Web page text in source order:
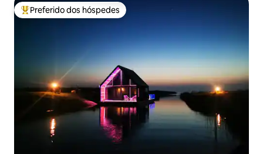
Entre os melhores preferidos dos hóspedes
Preferido dos hóspedes